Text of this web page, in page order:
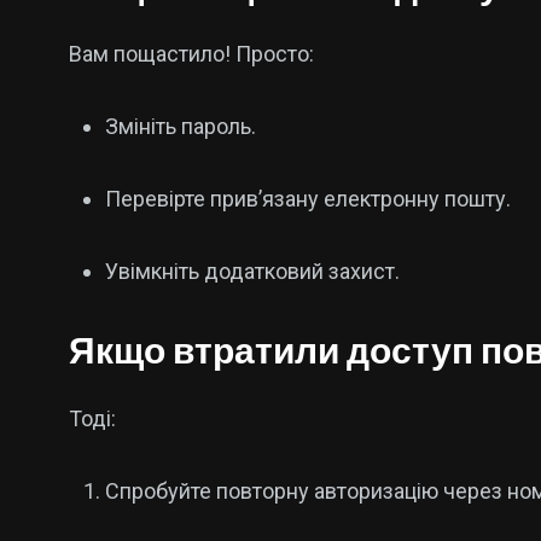
Вам пощастило! Просто:
Змініть пароль.
Перевірте прив’язану електронну пошту.
Увімкніть додатковий захист.
Якщо втратили доступ
Тоді:
Спробуйте повторну авторизацію через